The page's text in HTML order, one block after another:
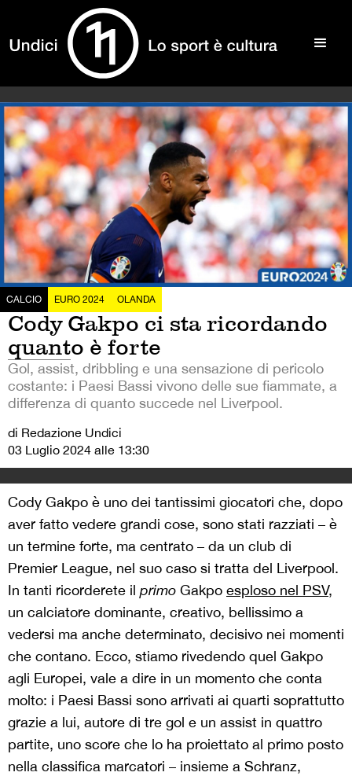
CALCIO EURO 2024 OLANDA
Cody Gakpo ci sta ricordando
quanto è forte
Gol, assist, dribbling e una sensazione di pericolo
costante: i Paesi Bassi vivono delle sue fiammate, a
differenza di quanto succede nel Liverpool.
di Redazione Undici
03 Luglio 2024 alle 13:30
Cody Gakpo è uno dei tantissimi giocatori che, dopo
aver fatto vedere grandi cose, sono stati razziati – è
un termine forte, ma centrato – da un club di
Premier League, nel suo caso si tratta del Liverpool.
In tanti ricorderete il primo Gakpo esploso nel PSV,
un calciatore dominante, creativo, bellissimo a
vedersi ma anche determinato, decisivo nei momenti
che contano. Ecco, stiamo rivedendo quel Gakpo
agli Europei, vale a dire in un momento che conta
molto: i Paesi Bassi sono arrivati ai quarti soprattutto
grazie a lui, autore di tre gol e un assist in quattro
partite, uno score che lo ha proiettato al primo posto
nella classifica marcatori – insieme a Schranz,